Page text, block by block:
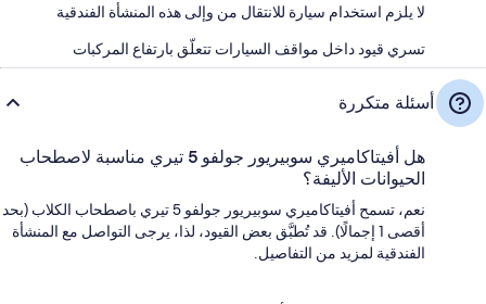
لا يلزم استخدام سيارة للانتقال من وإلى هذه المنشأة الفندقية
تسري قيود داخل مواقف السيارات تتعلّق بارتفاع المركبات
أسئلة متكررة
هل أفيتاكاميري سوبيريور جولفو 5 تيري مناسبة لاصطحاب
الحيوانات الأليفة؟
نعم، تسمح أفيتاكاميري سوبيريور جولفو 5 تيري باصطحاب الكلاب (بحد
أقصى 1 إجمالًا). قد تُطبَّق بعض القيود، لذا، يرجى التواصل مع المنشأة
الفندقية لمزيد من التفاصيل.